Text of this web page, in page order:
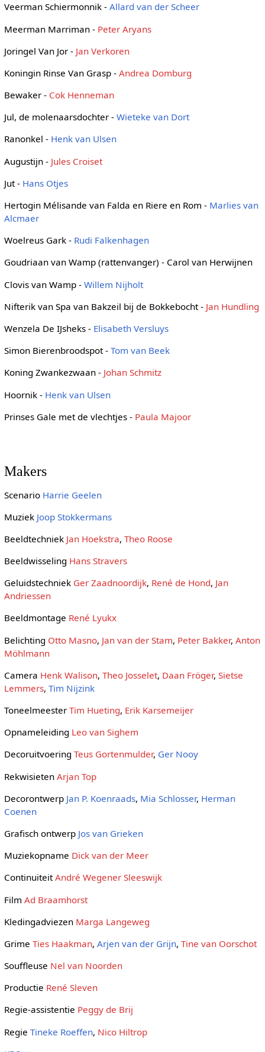
Veerman Schiermonnik - Allard van der Scheer
Meerman Marriman - Peter Aryans
Joringel Van Jor - Jan Verkoren
Koningin Rinse Van Grasp - Andrea Domburg
Bewaker - Cok Henneman
Jul, de molenaarsdochter - Wieteke van Dort
Ranonkel - Henk van Ulsen
Augustijn - Jules Croiset
Jut - Hans Otjes
Hertogin Mélisande van Falda en Riere en Rom - Marlies van
Alcmaer
Woelreus Gark - Rudi Falkenhagen
Goudriaan van Wamp (rattenvanger) - Carol van Herwijnen
Clovis van Wamp - Willem Nijholt
Nifterik van Spa van Bakzeil bij de Bokkebocht - Jan Hundling
Wenzela De IJsheks - Elisabeth Versluys
Simon Bierenbroodspot - Tom van Beek
Koning Zwankezwaan - Johan Schmitz
Hoornik - Henk van Ulsen
Prinses Gale met de vlechtjes - Paula Majoor
Makers
Scenario Harrie Geelen
Muziek Joop Stokkermans
Beeldtechniek Jan Hoekstra, Theo Roose
Beeldwisseling Hans Stravers
Geluidstechniek Ger Zaadnoordijk, René de Hond, Jan
Andriessen
Beeldmontage René Lyukx
Belichting Otto Masno, Jan van der Stam, Peter Bakker, Anton
Möhlmann
Camera Henk Walison, Theo Josselet, Daan Fröger, Sietse
Lemmers, Tim Nijzink
Toneelmeester Tim Hueting, Erik Karsemeijer
Opnameleiding Leo van Sighem
Decoruitvoering Teus Gortenmulder, Ger Nooy
Rekwisieten Arjan Top
Decorontwerp Jan P. Koenraads, Mia Schlosser, Herman
Coenen
Grafisch ontwerp Jos van Grieken
Muziekopname Dick van der Meer
ContinuiteitAndré Wegener Sleeswijk
Film Ad Braamhorst
Kledingadviezen Marga Langeweg
Grime Ties Haakman, Arjen van der Grijn, Tine van Oorschot
Souffleuse Nel van Noorden
Productie René Sleven
Regie-assistentie Peggy de Brij
Regie Tineke Roeffen, Nico Hiltrop